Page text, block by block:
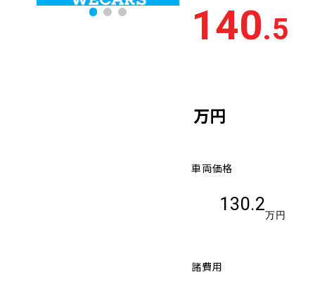
140.5
万円
車両価格
130.2
万円
諸費用